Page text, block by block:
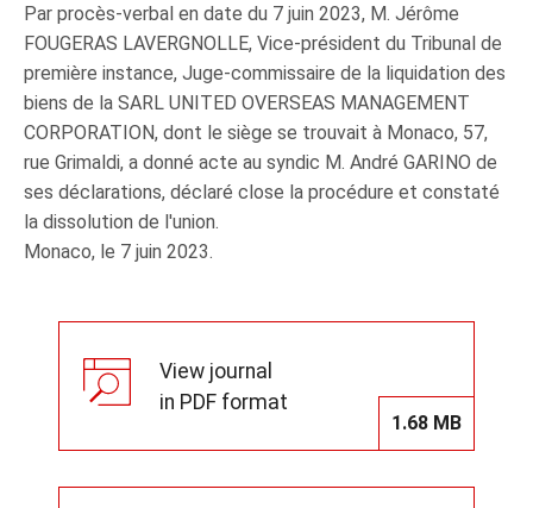
Par procès-verbal en date du 7 juin 2023, M. Jérôme
FOUGERAS LAVERGNOLLE, Vice-président du Tribunal de
première instance, Juge-commissaire de la liquidation des
biens de la SARL UNITED OVERSEAS MANAGEMENT
CORPORATION, dont le siège se trouvait à Monaco, 57,
rue Grimaldi, a donné acte au syndic M. André GARINO de
ses déclarations, déclaré close la procédure et constaté
la dissolution de l'union.
Monaco, le 7 juin 2023.
View journal
in PDF format
1.68 MB